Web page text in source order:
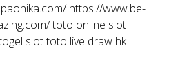
https://www.be-
toto online slot
slot toto live draw hk